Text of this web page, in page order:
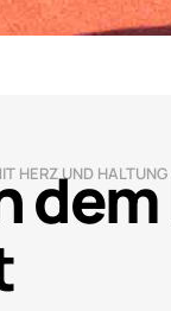
HERZ UND HALTUNG